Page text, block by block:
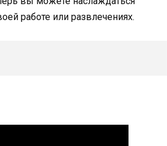
работе или развлечениях.